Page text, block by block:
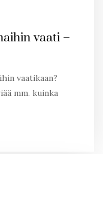
vaati –
vaatikaan?
mm. kuinka